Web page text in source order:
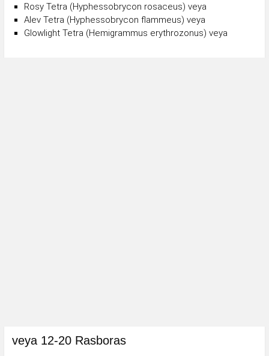
Rosy Tetra (Hyphessobrycon rosaceus) veya
Alev Tetra (Hyphessobrycon flammeus) veya
Glowlight Tetra (Hemigrammus erythrozonus) veya
veya 12-20 Rasboras